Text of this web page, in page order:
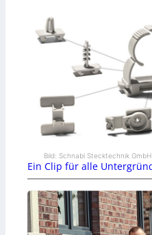
Bild: Schnabl Stecktechnik GmbH
Ein Clip für alle